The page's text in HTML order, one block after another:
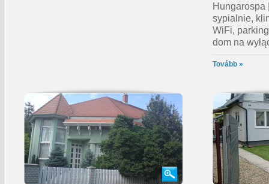
Hungarospa
sypialnie,
WiFi,
dom na
Tovább »